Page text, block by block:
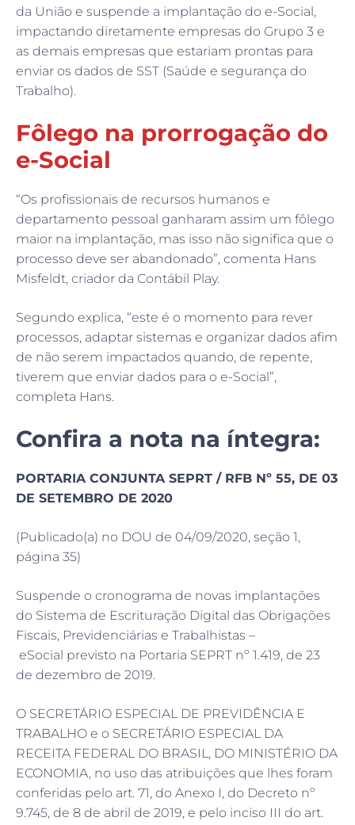
da União e suspende a implantação do e-Social,
impactando diretamente empresas do Grupo 3 e
as demais empresas que estariam prontas para
enviar os dados de SST (Saúde e segurança do
Trabalho).
Fôlego na prorrogação do
e-Social
“Os profissionais de recursos humanos e
departamento pessoal ganharam assim um fôlego
maior na implantação, mas isso não significa que o
processo deve ser abandonado”, comenta Hans
Misfeldt, criador da Contábil Play.
Segundo explica, “este é o momento para rever
processos, adaptar sistemas e organizar dados afim
de não serem impactados quando, de repente,
tiverem que enviar dados para o e-Social”,
completa Hans.
Confira a nota na íntegra:
PORTARIA CONJUNTA SEPRT / RFB Nº 55, DE 03
DE SETEMBRO DE 2020
(Publicado(a) no DOU de 04/09/2020, seção 1,
página 35)
Suspende o cronograma de novas implantações
do Sistema de Escrituração Digital das Obrigações
Fiscais, Previdenciárias e Trabalhistas –
eSocial previsto na Portaria SEPRT nº 1.419, de 23
de dezembro de 2019.
O SECRETÁRIO ESPECIAL DE PREVIDÊNCIA E
TRABALHO e o SECRETÁRIO ESPECIAL DA
RECEITA FEDERAL DO BRASIL, DO MINISTÉRIO DA
ECONOMIA, no uso das atribuições que lhes foram
conferidas pelo art. 71, do Anexo I, do Decreto nº
9.745, de 8 de abril de 2019, e pelo inciso III do art.